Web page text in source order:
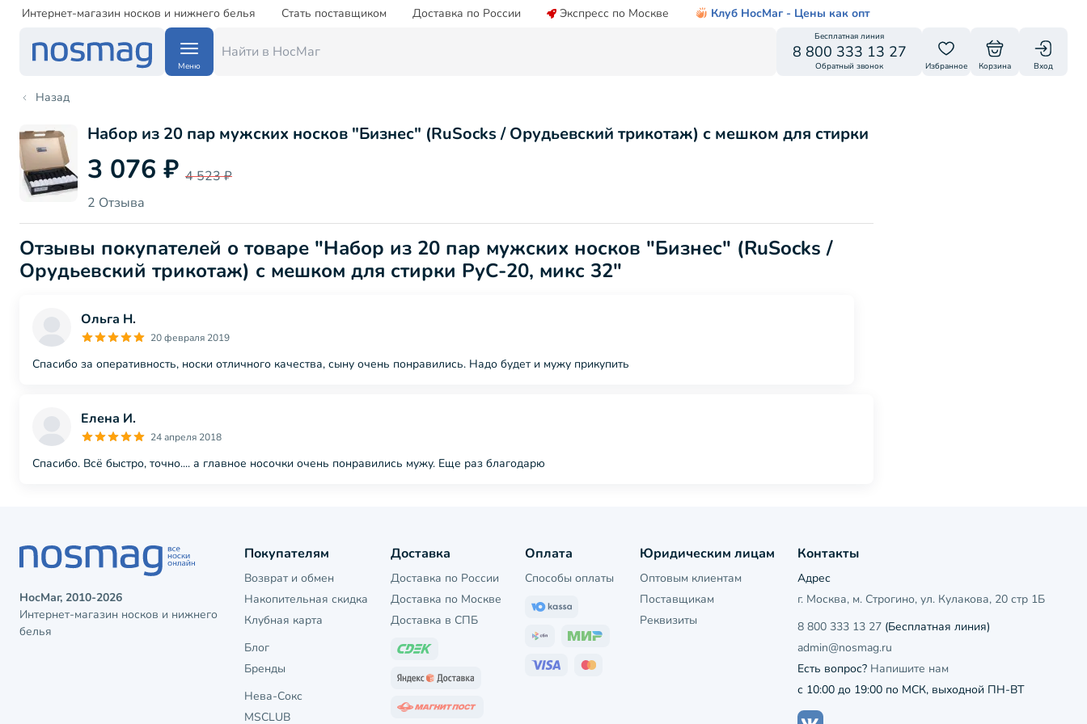
Интернет-магазин носков и нижнего белья Стать поставщиком Доставка по России Экспресс по Москве Клуб НосМаг - Цены как опт
Меню
Бесплатная линия
8 800 333 13 27
Обратный звонок Избранное Корзина Вход
Назад
Набор из 20 пар мужских носков "Бизнес" (RuSocks / Орудьевский трикотаж) с мешком для стирки
3 076 ₽ 4 523 ₽
2 Отзыва
Отзывы покупателей о товаре "Набор из 20 пар мужских носков "Бизнес" (RuSocks /
Орудьевский трикотаж) с мешком для стирки РуС-20, микс 32"
Ольга Н.
20 февраля 2019
Спасибо за оперативность, носки отличного качества, сыну очень понравились. Надо будет и мужу прикупить
Елена И.
24 апреля 2018
Спасибо. Всё быстро, точно.... а главное носочки очень понравились мужу. Еще раз благодарю
НосМаг, 2010-2026
Интернет-магазин носков и нижнего
белья
Покупателям
Возврат и обмен
Накопительная скидка
Клубная карта
Блог
Бренды
Нева-Сокс
MSCLUB
Доставка
Доставка по России
Доставка по Москве
Доставка в СПБ
Оплата
Способы оплаты
Юридическим лицам
Оптовым клиентам
Поставщикам
Реквизиты
Контакты
Адрес
г. Москва, м. Строгино, ул. Кулакова, 20 стр 1Б
8 800 333 13 27(Бесплатная линия)
admin@nosmag.ru
Есть вопрос? Напишите нам
с 10:00 до 19:00 по МСК, выходной ПН-ВТ